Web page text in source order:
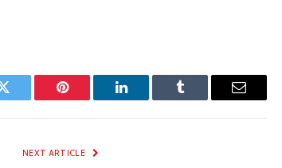
Twitter Pinterest LinkedIn Tumblr Email
NEXT ARTICLE